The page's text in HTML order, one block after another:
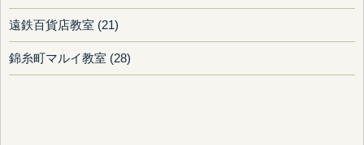
遠鉄百貨店教室 (21)
錦糸町マルイ教室 (28)